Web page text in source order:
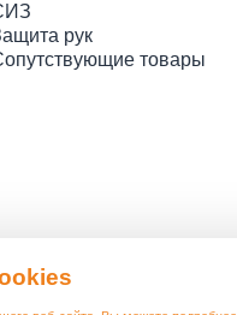
рук
товары